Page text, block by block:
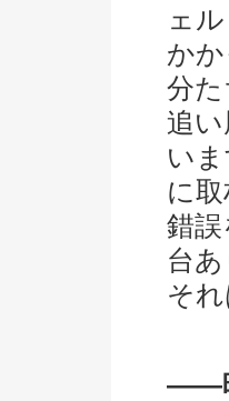
ェ
か
分
追
い
に
錯
台
そ
――